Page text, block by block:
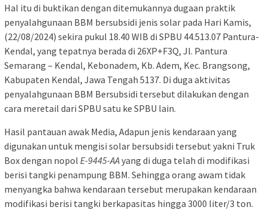
Hal itu di buktikan dengan ditemukannya dugaan praktik
penyalahgu­naan BBM bersubsidi jenis solar pada Hari Kamis,
(22/08/2024) sekira pukul 18.40 WIB di SPBU 44.513.07 Pantura-
Kendal, yang tepatnya berada di 26XP+F3Q, Jl. Pantura
Semarang – Kendal, Kebonadem, Kb. Adem, Kec. Brangsong,
Kabupaten Kendal, Jawa Tengah 5137. Di duga aktivitas
penyalahgunaan BBM Bersubsidi tersebut dilakukan dengan
cara meretail dari SPBU satu ke SPBU lain.
Hasil pantauan awak Media, Adapun jenis kendaraan yang
digunakan untuk mengisi solar bersubsidi tersebut yakni Truk
Box dengan nopol E-9445-AAyang di duga telah di modifikasi
berisi tangki penampung BBM. Sehingga orang awam tidak
menyangka bahwa kendaraan tersebut merupakan kendaraan
modifikasi berisi tangki berkapasitas hingga 3000 liter/3 ton.